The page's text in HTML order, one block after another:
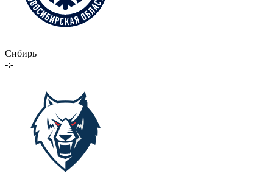
Сибирь
-:-